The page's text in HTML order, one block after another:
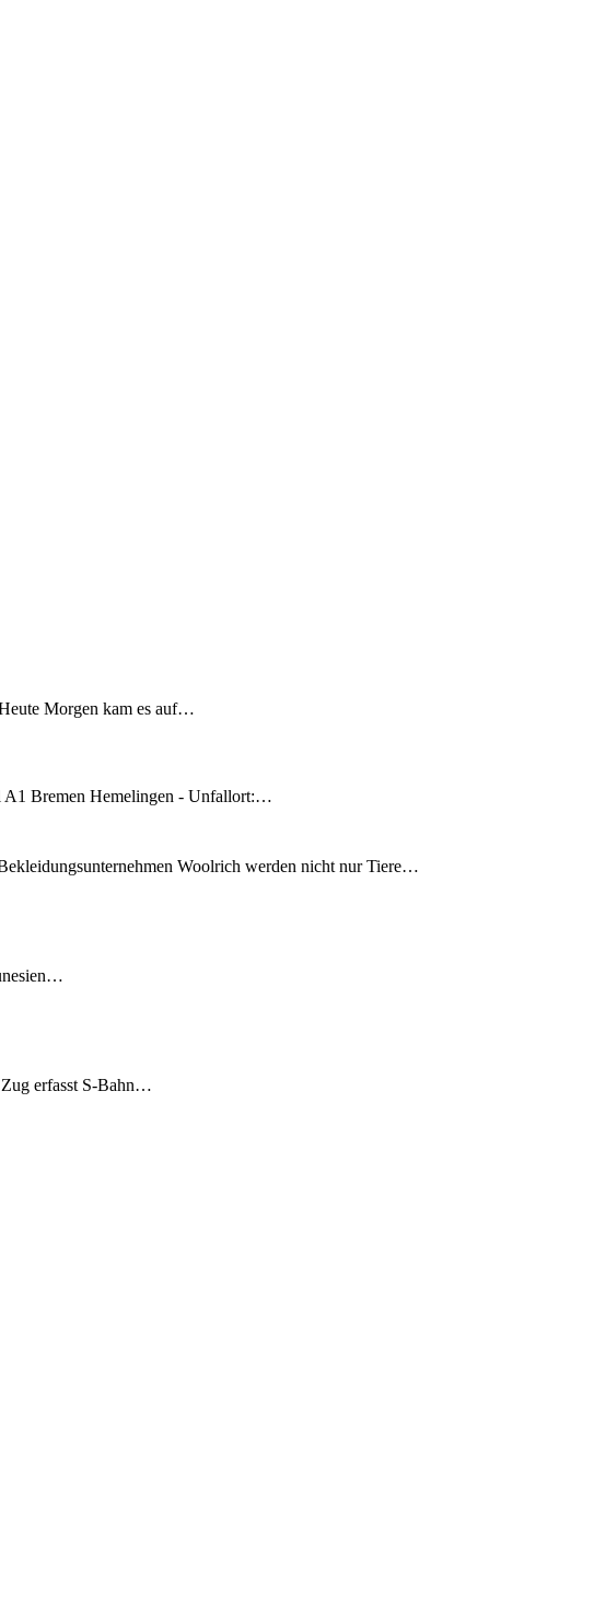
Morgen kam es auf…
A1 Bremen Hemelingen - Unfallort:…
Woolrich werden nicht nur Tiere…
erfasst S-Bahn…